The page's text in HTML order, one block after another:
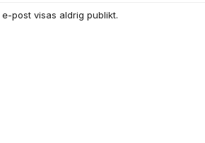
post visas aldrig publikt.